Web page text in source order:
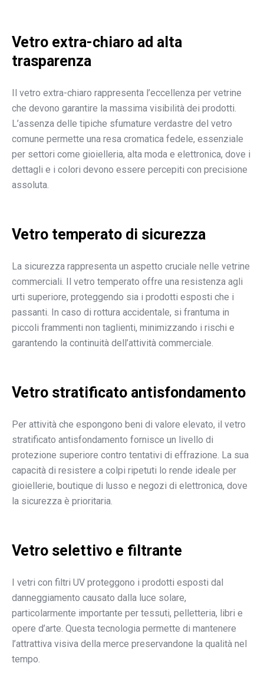
Vetro extra-chiaro ad alta
trasparenza
Il vetro extra-chiaro rappresenta l’eccellenza per vetrine
che devono garantire la massima visibilità dei prodotti.
L’assenza delle tipiche sfumature verdastre del vetro
comune permette una resa cromatica fedele, essenziale
per settori come gioielleria, alta moda e elettronica, dove i
dettagli e i colori devono essere percepiti con precisione
assoluta.
Vetro temperato di sicurezza
La sicurezza rappresenta un aspetto cruciale nelle vetrine
commerciali. Il vetro temperato offre una resistenza agli
urti superiore, proteggendo sia i prodotti esposti che i
passanti. In caso di rottura accidentale, si frantuma in
piccoli frammenti non taglienti, minimizzando i rischi e
garantendo la continuità dell’attività commerciale.
Vetro stratificato antisfondamento
Per attività che espongono beni di valore elevato, il vetro
stratificato antisfondamento fornisce un livello di
protezione superiore contro tentativi di effrazione. La sua
capacità di resistere a colpi ripetuti lo rende ideale per
gioiellerie, boutique di lusso e negozi di elettronica, dove
la sicurezza è prioritaria.
Vetro selettivo e filtrante
I vetri con filtri UV proteggono i prodotti esposti dal
danneggiamento causato dalla luce solare,
particolarmente importante per tessuti, pelletteria, libri e
opere d’arte. Questa tecnologia permette di mantenere
l’attrattiva visiva della merce preservandone la qualità nel
tempo.